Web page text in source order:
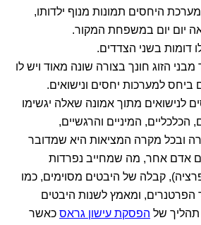
היחסים תמונות מנוף ילדותו,
יום יום במשפחת המקור.
דומות בשני הצדדים.
הזוג חונך בצורה שונה מאוד ויש לו
ביחס למערכות יחסים ונישואים.
לנישואים מתוך אמונה שאלה יגשימו
המיניים והרגשיים,
ובכל מקרה המציאות היא שמדובר
אדם אחר, מה שמחייב נפרדות
קבלה של היבטים מסוימים, כמו
הפרטנרים, ומאמץ לשנות היבטים
תהליך של הפסקת עישון גראס כאשר